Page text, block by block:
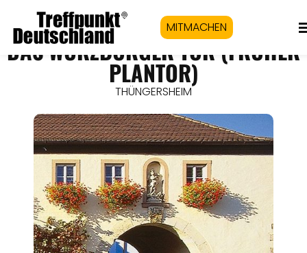
MITMACHEN
DAS WÜRZBURGER TOR (FRÜHER
PLANTOR)
THÜNGERSHEIM